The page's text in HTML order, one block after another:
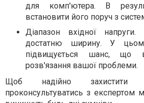
для комп'ютера. В
встановити його поруч з
Діапазон вхідної
достатню ширину. У
підвищується шанс, що
розв'язання вашої проблеми.
Щоб надійно захистити
проконсультуватись з експертом